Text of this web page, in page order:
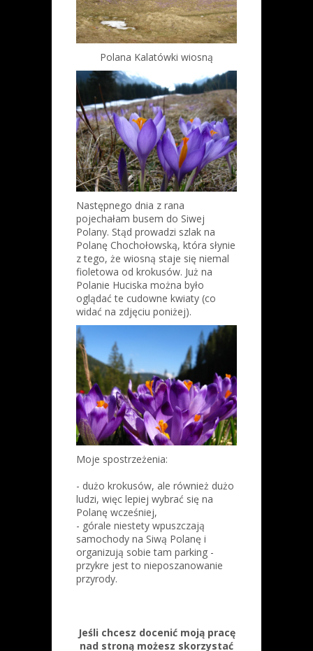
Polana Kalatówki wiosną
Następnego dnia z rana
pojechałam busem do Siwej
Polany. Stąd prowadzi szlak na
Polanę Chochołowską, która słynie
z tego, że wiosną staje się niemal
fioletowa od krokusów. Już na
Polanie Huciska można było
oglądać te cudowne kwiaty (co
widać na zdjęciu poniżej).
Moje spostrzeżenia:
- dużo krokusów, ale również dużo
ludzi, więc lepiej wybrać się na
Polanę wcześniej,
- górale niestety wpuszczają
samochody na Siwą Polanę i
organizują sobie tam parking -
przykre jest to nieposzanowanie
przyrody.
Jeśli chcesz docenić moją pracę
nad stroną możesz skorzystać